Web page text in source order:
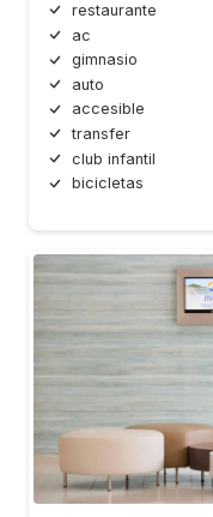
restaurante
ac
gimnasio
auto
accesible
transfer
club infantil
bicicletas